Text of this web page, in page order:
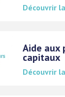
Découvrir
Aide aux
capitaux
Découvrir